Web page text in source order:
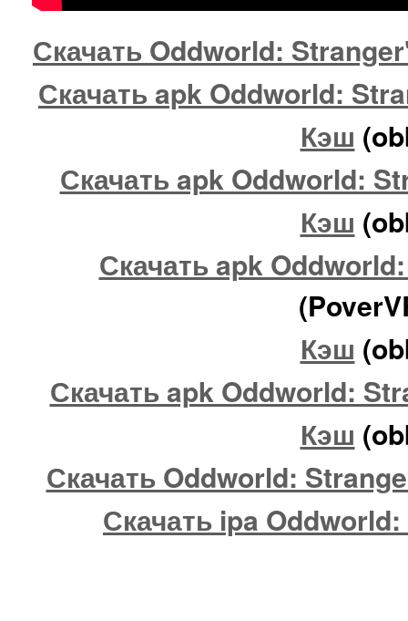
Скачать Oddworld:
Скачать apk Oddworld:
Кэш
Скачать apk Oddworld:
Кэш
Скачать apk
Кэш
Скачать apk Oddworld:
Кэш
Скачать Oddworld:
Скачать ipa